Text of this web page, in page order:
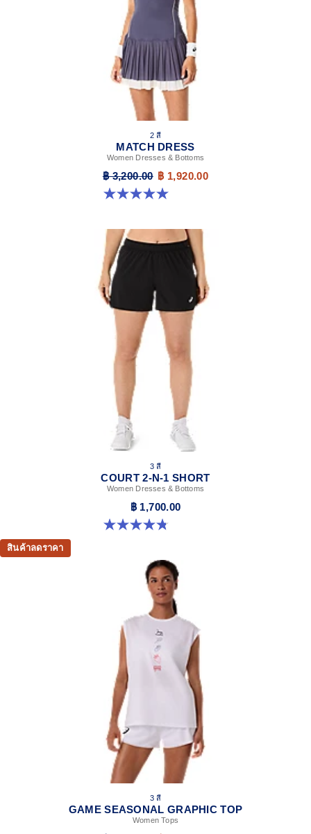
2 สี
MATCH DRESS
Women Dresses & Bottoms
฿ 3,200.00 ฿ 1,920.00
5.0 จาก 5 ดาว 3 รีวิว
3 สี
COURT 2-N-1 SHORT
Women Dresses & Bottoms
฿ 1,700.00
4.8 จาก 5 ดาว 33 รีวิว
สินค้าลดราคา
3 สี
GAME SEASONAL GRAPHIC TOP
Women Tops